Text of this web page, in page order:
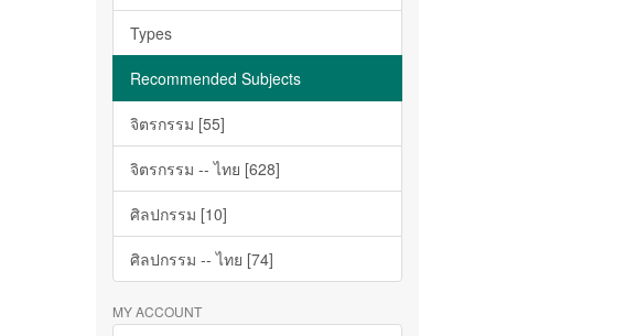
Types
Recommended Subjects
จิตรกรรม [55]
จิตรกรรม -- ไทย [628]
ศิลปกรรม [10]
ศิลปกรรม -- ไทย [74]
MY ACCOUNT